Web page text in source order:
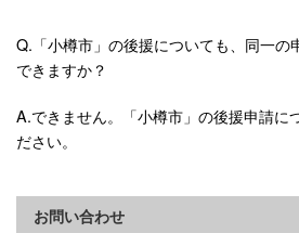
Q.「小樽市」の後援についても、同一の
できますか？
A.できません。「小樽市」の後援申請に
ださい。
お問い合わせ